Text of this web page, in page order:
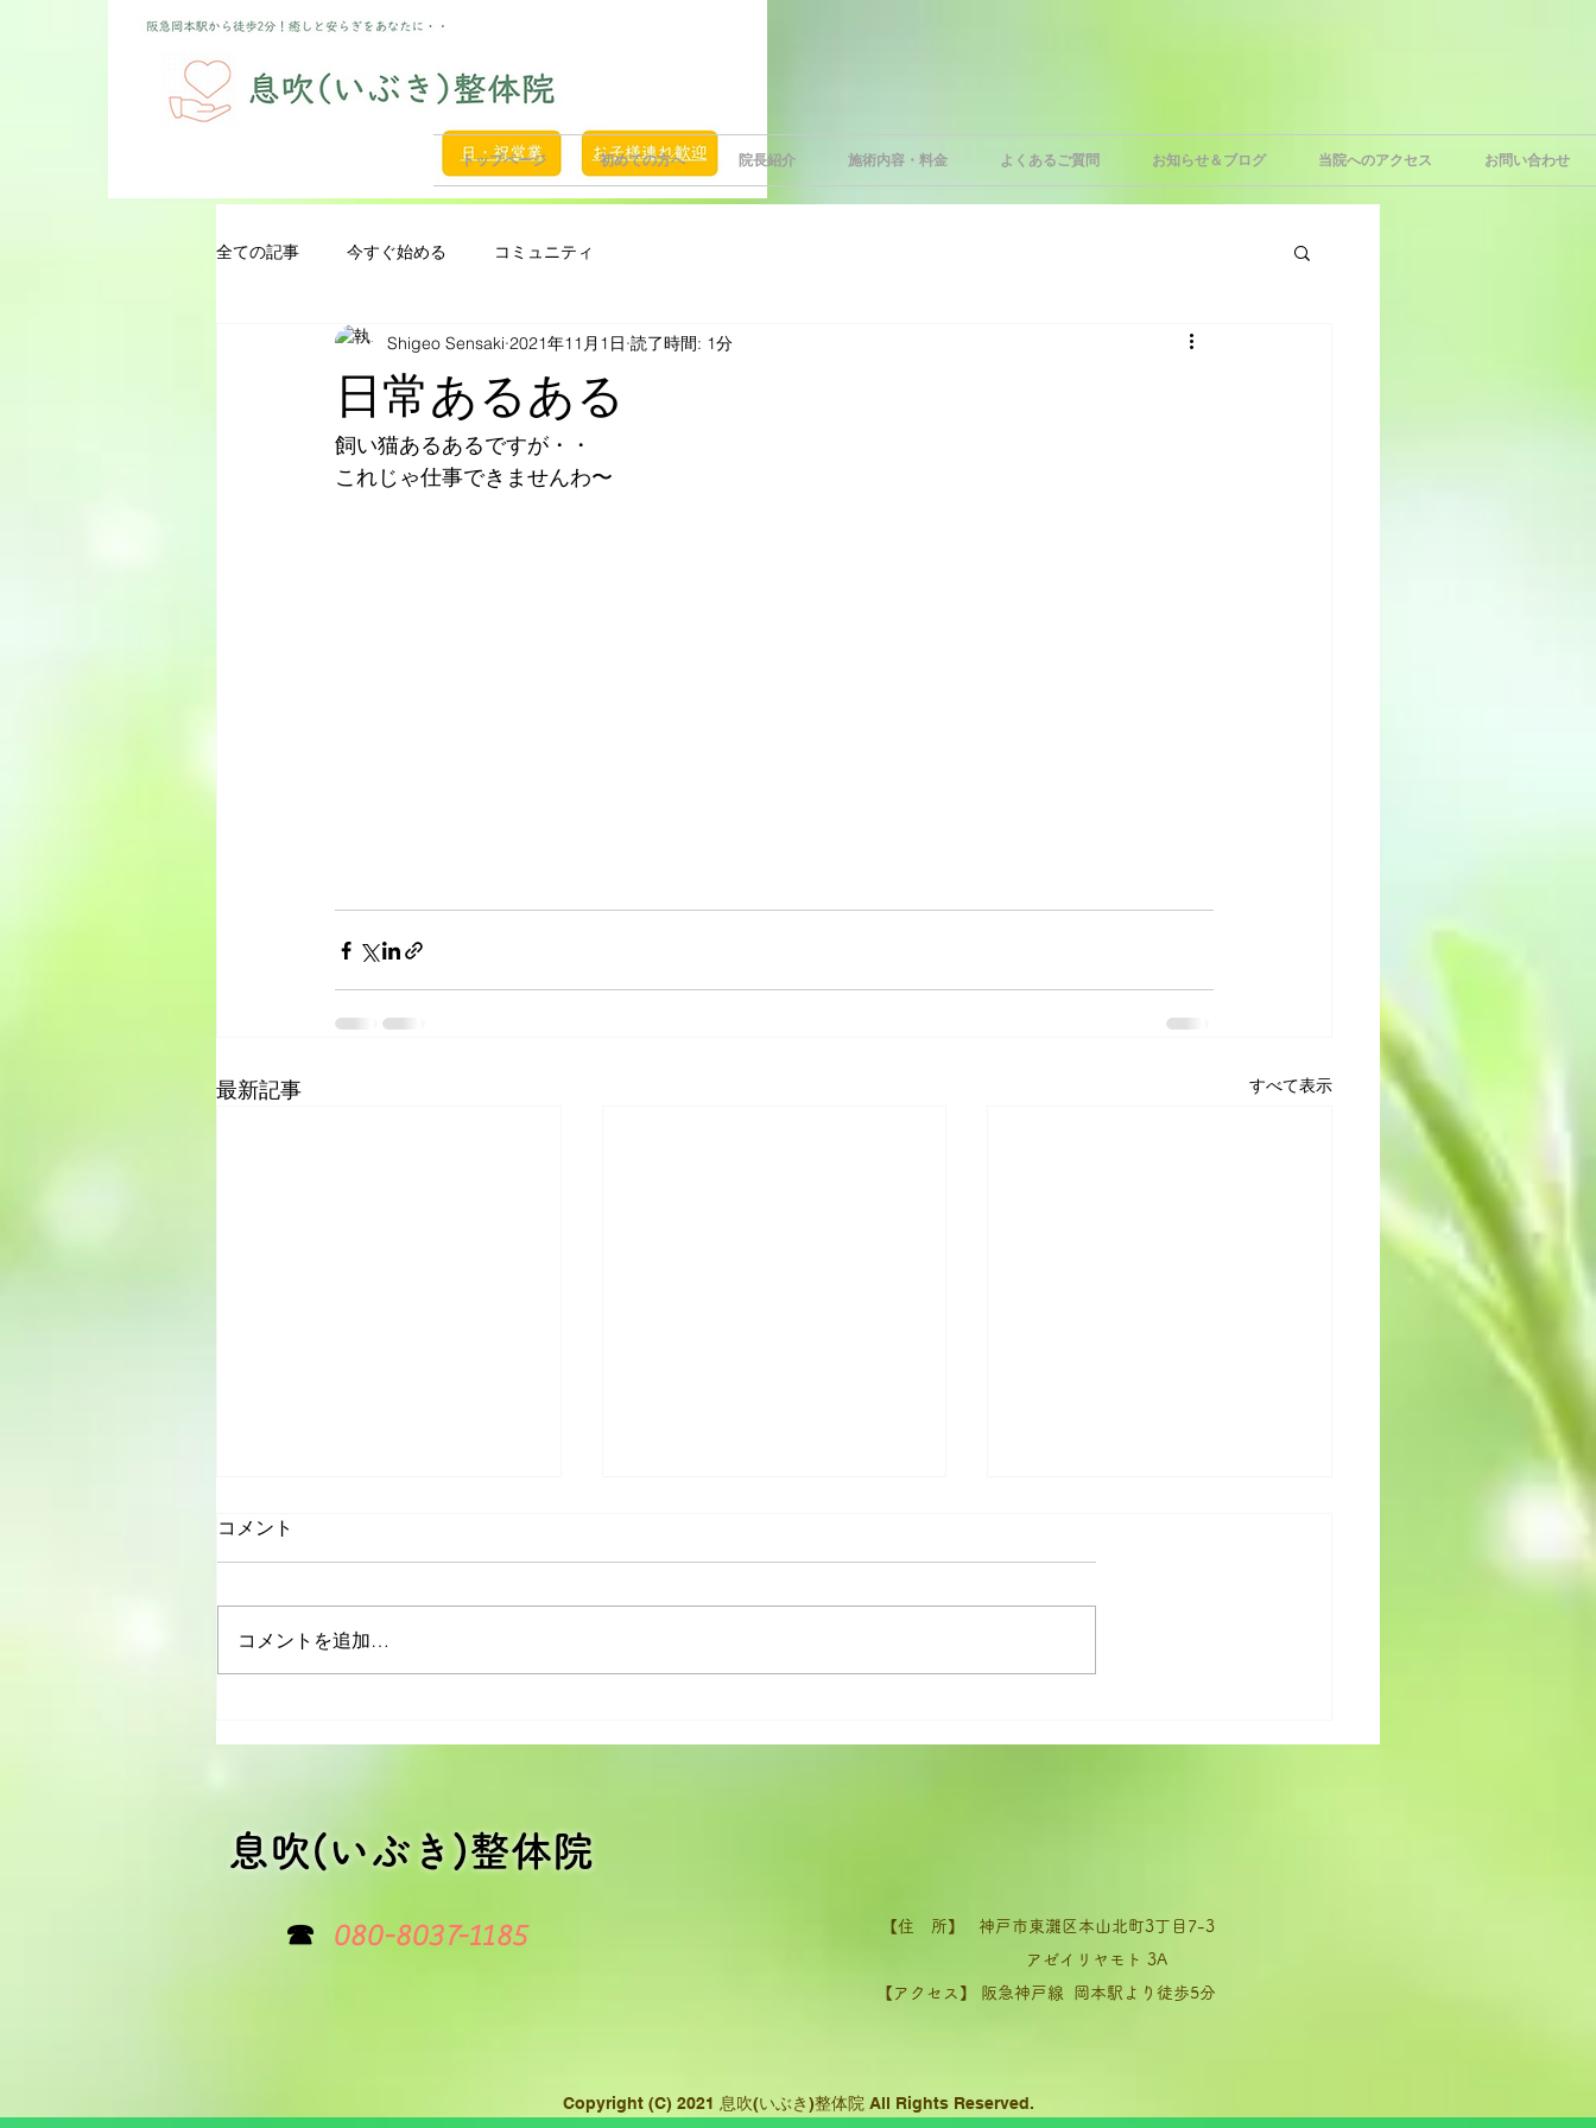
トップページ 初めての方へ 院長紹介 施術内容・料金 よくあるご質問 お知らせ＆ブログ 当院へのアクセス お問い合わせ
全ての記事 今すぐ始める コミュニティ
日常あるある
Shigeo Sensaki 2021年11月1日 読了時間: 1分
飼い猫あるあるですが・・
これじゃ仕事できませんわ〜
最新記事 すべて表示
も軽やかに！
コメント
コメントを追加…
​息吹(いぶき)整体院
☎ 080-8037-1185
【住 所】 神戸市東灘区本山北町3丁目7-3
​ アゼイリヤモト 3A
【アクセス】 阪急神戸線 岡本駅より徒歩5分
Copyright (C) 2021 息吹(いぶき)整体院 All Rights Reserved.